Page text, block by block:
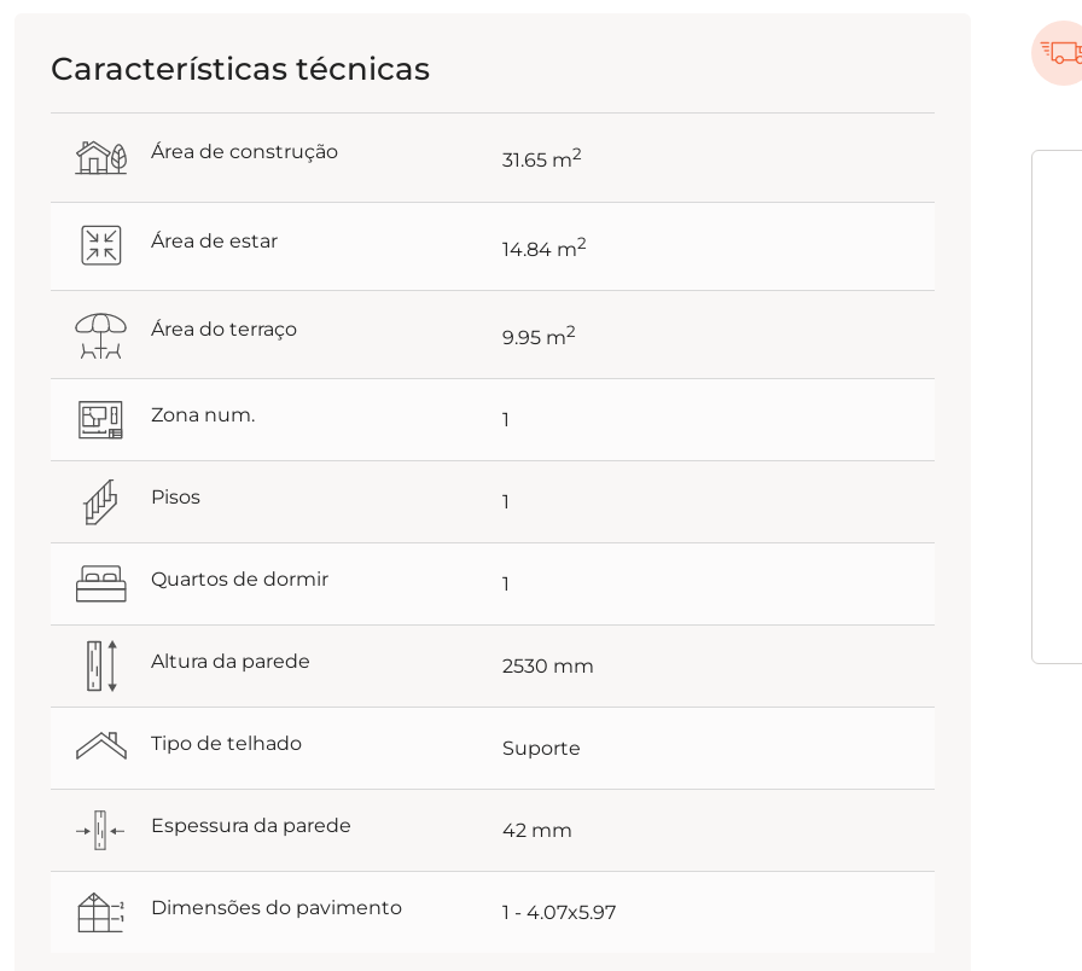
Características técnicas
Área de construção 31.65 m2
Área de estar 14.84 m2
Área do terraço 9.95 m2
Zona num. 1
Pisos 1
Quartos de dormir 1
Altura da parede 2530 mm
Tipo de telhado Suporte
Espessura da parede 42 mm
Dimensões do pavimento 1 - 4.07x5.97